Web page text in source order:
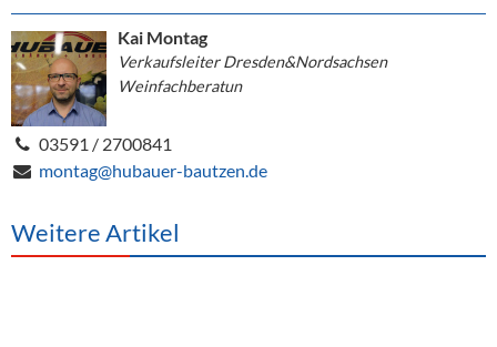
Kai Montag
Verkaufsleiter Dresden&Nordsachsen
Weinfachberatun
03591 / 2700841
montag@hubauer-bautzen.de
Weitere Artikel